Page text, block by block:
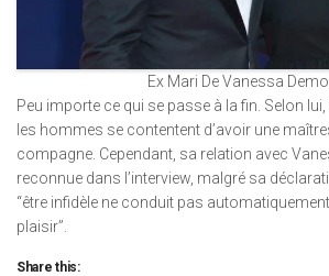
Ex Mari De Vanessa
Peu importe ce qui se passe à la fin. Selon lui,
les hommes se contentent d’avoir une
compagne. Cependant, sa relation avec
reconnue dans l’interview, malgré sa
“être infidèle ne conduit pas
plaisir”.
Share this: